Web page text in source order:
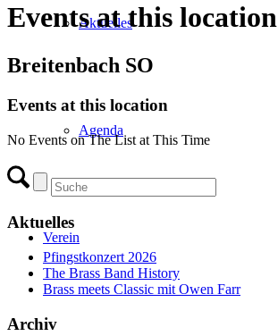
Aktuelles
Agenda
Verein
Events at this location
Breitenbach SO
Events at this location
No Events on The List at This Time
Aktuelles
Pfingstkonzert 2026
The Brass Band History
Brass meets Classic mit Owen Farr
Archiv